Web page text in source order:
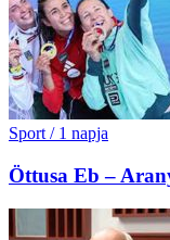
Sport / 1 napja
Öttusa Eb –